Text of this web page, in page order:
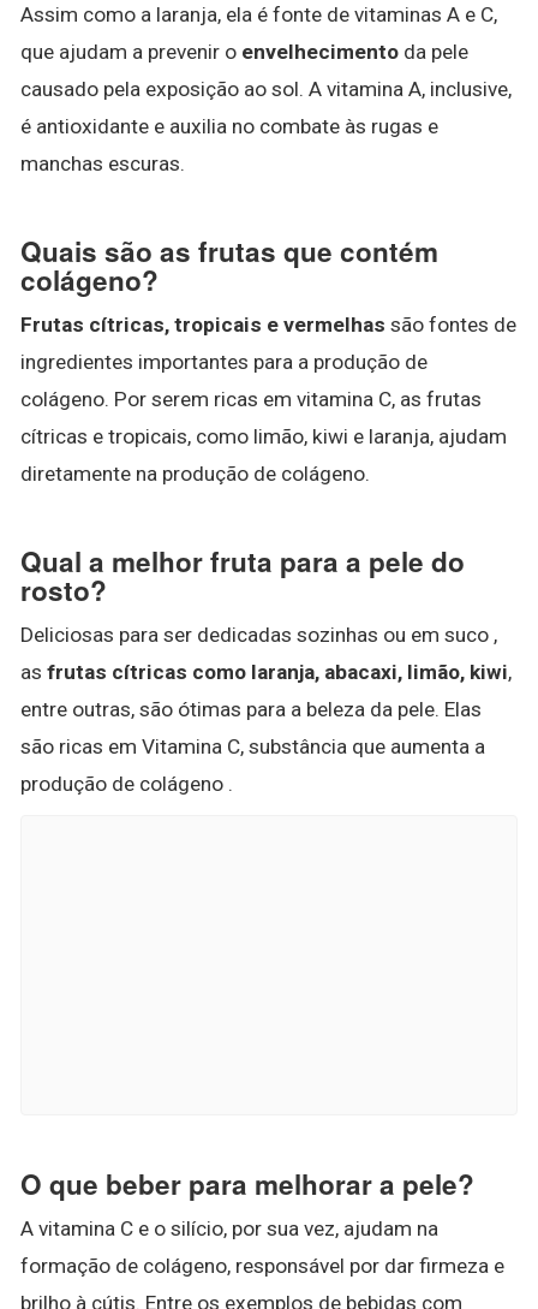
Assim como a laranja, ela é fonte de vitaminas A e C,
que ajudam a prevenir o envelhecimento da pele
causado pela exposição ao sol. A vitamina A, inclusive,
é antioxidante e auxilia no combate às rugas e
manchas escuras.
Quais são as frutas que contém
colágeno?
Frutas cítricas, tropicais e vermelhas são fontes de
ingredientes importantes para a produção de
colágeno. Por serem ricas em vitamina C, as frutas
cítricas e tropicais, como limão, kiwi e laranja, ajudam
diretamente na produção de colágeno.
Qual a melhor fruta para a pele do
rosto?
Deliciosas para ser dedicadas sozinhas ou em suco ,
as frutas cítricas como laranja, abacaxi, limão, kiwi,
entre outras, são ótimas para a beleza da pele. Elas
são ricas em Vitamina C, substância que aumenta a
produção de colágeno .
O que beber para melhorar a pele?
A vitamina C e o silício, por sua vez, ajudam na
formação de colágeno, responsável por dar firmeza e
brilho à cútis. Entre os exemplos de bebidas com